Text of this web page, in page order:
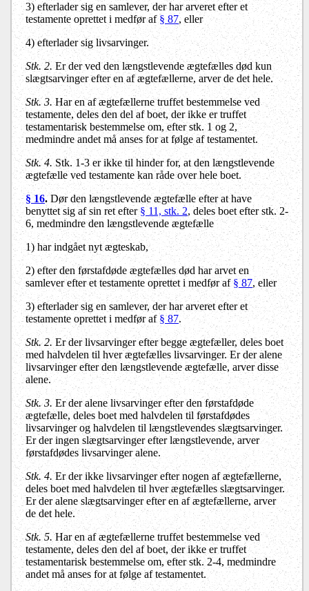
3) efterlader sig en samlever, der har arveret efter et
testamente oprettet i medfør af§ 87, eller
4) efterlader sig livsarvinger.
Stk. 2. Er der ved den længstlevende ægtefælles død kun
slægtsarvinger efter en af ægtefællerne, arver de det hele.
Stk. 3.Har en af ægtefællerne truffet bestemmelse ved
testamente, deles den del af boet, der ikke er truffet
testamentarisk bestemmelse om, efter stk. 1 og 2,
medmindre andet må anses for at følge af testamentet.
Stk. 4. Stk. 1-3 er ikke til hinder for, at den længstlevende
ægtefælle ved testamente kan råde over hele boet.
§ 16.Dør den længstlevende ægtefælle efter at have
benyttet sig af sin ret efter§ 11, stk. 2, deles boet efter stk. 2-
6, medmindre den længstlevende ægtefælle
1) har indgået nyt ægteskab,
2) efter den førstafdøde ægtefælles død har arvet en
samlever efter et testamente oprettet i medfør af § 87, eller
3) efterlader sig en samlever, der har arveret efter et
testamente oprettet i medfør af§ 87.
Stk. 2. Er der livsarvinger efter begge ægtefæller, deles boet
med halvdelen til hver ægtefælles livsarvinger. Er der alene
livsarvinger efter den længstlevende ægtefælle, arver disse
alene.
Stk. 3. Er der alene livsarvinger efter den førstafdøde
ægtefælle, deles boet med halvdelen til førstafdødes
livsarvinger og halvdelen til længstlevendes slægtsarvinger.
Er der ingen slægtsarvinger efter længstlevende, arver
førstafdødes livsarvinger alene.
Stk. 4. Er der ikke livsarvinger efter nogen af ægtefællerne,
deles boet med halvdelen til hver ægtefælles slægtsarvinger.
Er der alene slægtsarvinger efter en af ægtefællerne, arver
de det hele.
Stk. 5. Har en af ægtefællerne truffet bestemmelse ved
testamente, deles den del af boet, der ikke er truffet
testamentarisk bestemmelse om, efter stk. 2-4, medmindre
andet må anses for at følge af testamentet.